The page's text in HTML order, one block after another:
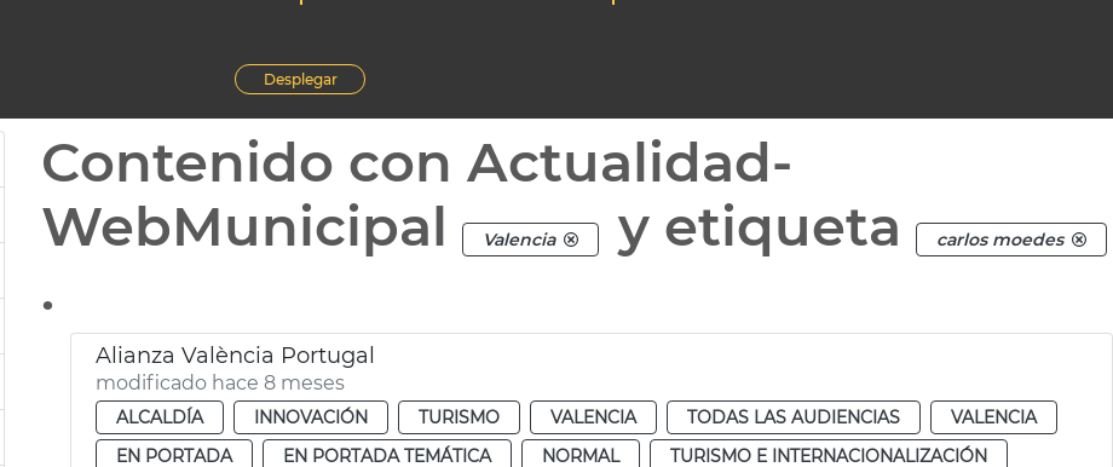
Desplegar
Contenido con Actualidad-
WebMunicipal
Valencia y etiqueta carlos moedes
.
Alianza València Portugal
modificado hace 8 meses
ALCALDÍA INNOVACIÓN TURISMO VALENCIA TODAS LAS AUDIENCIAS
VALENCIA
EN PORTADA
EN PORTADA TEMÁTICA NORMAL
TURISMO E INTERNACIONALIZACIÓN